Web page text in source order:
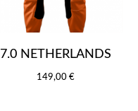
7.0 NETHERLANDS
149,00 €